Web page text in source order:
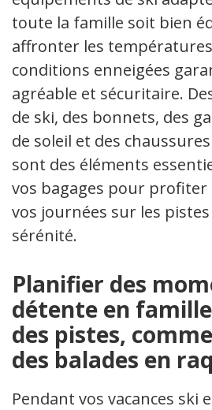
toute la famille soit bien
affronter les
conditions enneigées
agréable et sécuritaire.
de ski, des bonnets, des
de soleil et des
sont des éléments
vos bagages pour
vos journées sur les
sérénité.
Planifier des
détente en
des pistes,
des balades en
Pendant vos vacances ski